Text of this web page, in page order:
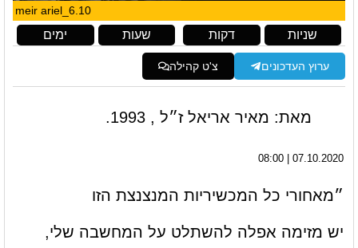
meir ariel_6.10
ימים שעות דקות שניות
ערוץ העדכונים צ'ט קהילה
מאת: מאיר אריאל ז״ל , 1993.
07.10.2020 | 08:00
״מאחורי כל המכשיריות המנצנצת הזו
יש מזימה אפלה להשתלט על המחשבה שלי,